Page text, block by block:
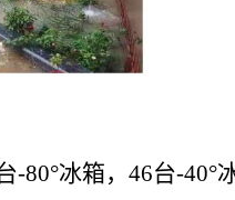
80°冰箱，46台-40°